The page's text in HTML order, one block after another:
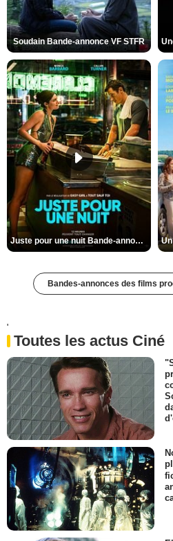
Soudain Bande-annonce VF STFR
Juste pour une nuit Bande-annonce VO STFR
Bandes-annonces des films
'
Toutes les actus Ciné